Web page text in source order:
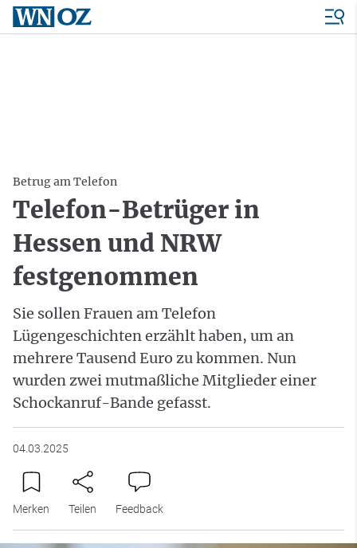
Betrug am Telefon
Telefon-Betrüger in
Hessen und NRW
festgenommen
Sie sollen Frauen am Telefon
Lügengeschichten erzählt haben, um an
mehrere Tausend Euro zu kommen. Nun
wurden zwei mutmaßliche Mitglieder einer
Schockanruf-Bande gefasst.
04.03.2025
Merken Teilen Feedback